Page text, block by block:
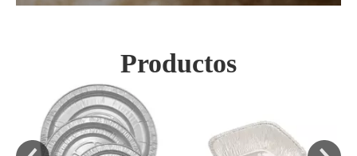
Productos